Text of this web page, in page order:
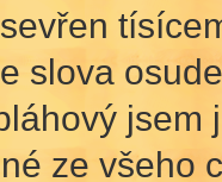
slova
jsem
ze všeho